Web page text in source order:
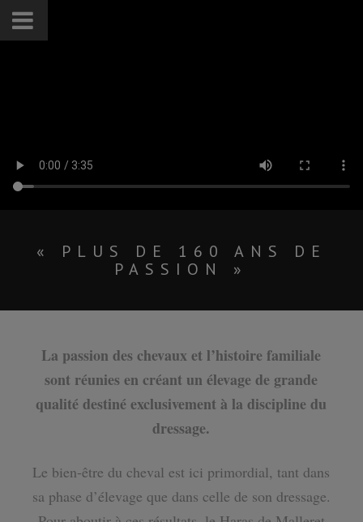
« PLUS DE 160 ANS DE
PASSION »
La passion des chevaux et l’histoire familiale
sont réunies en créant un élevage de grande
qualité destiné exclusivement à la discipline du
dressage.
Le bien-être du cheval est ici primordial, tant dans
sa phase d’élevage que dans celle de son dressage.